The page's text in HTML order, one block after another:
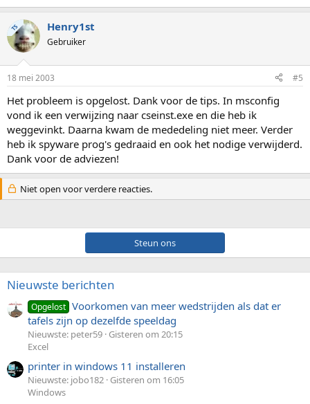
TS Henry1st
Gebruiker
18 mei 2003 #5
Het probleem is opgelost. Dank voor de tips. In msconfig
vond ik een verwijzing naar cseinst.exe en die heb ik
weggevinkt. Daarna kwam de mededeling niet meer. Verder
heb ik spyware prog's gedraaid en ook het nodige verwijderd.
Dank voor de adviezen!
Niet open voor verdere reacties.
Steun ons
Nieuwste berichten
Opgelost Voorkomen van meer wedstrijden als dat er
tafels zijn op dezelfde speeldag
Nieuwste: peter59 Gisteren om 20:15
Excel
printer in windows 11 installeren
Nieuwste: jobo182 Gisteren om 16:05
Windows